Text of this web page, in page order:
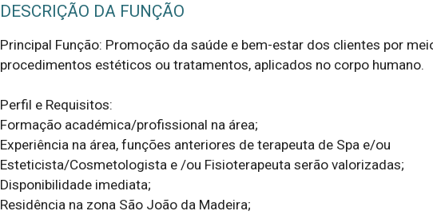
DESCRIÇÃO DA FUNÇÃO
Principal Função: Promoção da saúde e bem-estar dos clientes por
procedimentos estéticos ou tratamentos, aplicados no corpo humano.
Perfil e Requisitos:
Formação académica/profissional na área;
Experiência na área, funções anteriores de terapeuta de Spa e/ou
Esteticista/Cosmetologista e /ou Fisioterapeuta serão valorizadas;
Disponibilidade imediata;
Residência na zona São João da Madeira;